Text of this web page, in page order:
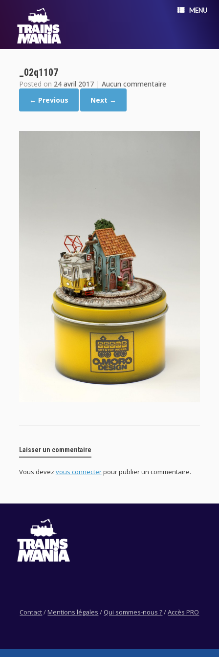
MENU
_02q1107
Posted on 24 avril 2017| Aucun commentaire
← Previous
Next →
Laisser un commentaire
Vous devez vous connecterpour publier un commentaire.
Contact/Mentions légales / Qui sommes-nous ?/Accès PRO